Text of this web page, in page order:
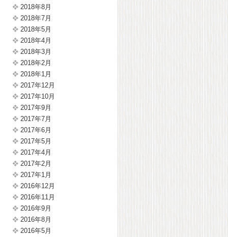
2018年8月
2018年7月
2018年5月
2018年4月
2018年3月
2018年2月
2018年1月
2017年12月
2017年10月
2017年9月
2017年7月
2017年6月
2017年5月
2017年4月
2017年2月
2017年1月
2016年12月
2016年11月
2016年9月
2016年8月
2016年5月